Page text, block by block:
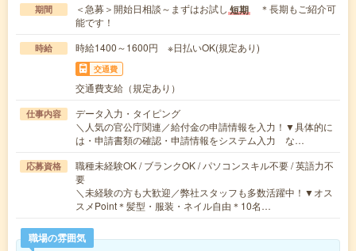
期間 ＜急募＞開始日相談～まずはお試し 短期
＊長期もご紹介可
能です！
時給 時給1400～1600円 ※日払いOK(規定あり)
交通費
交通費支給（規定あり）
仕事内容
データ入力・タイピング
＼人気の官公庁関連／給付金の申請情報を入力！▼具体的に
は・申請書類の確認・申請情報をシステム入力 な…
応募資格
職種未経験OK / ブランクOK / パソコンスキル不要 / 英語力不
要
＼未経験の方も大歓迎／弊社スタッフも多数活躍中！▼オス
スメPoint＊髪型・服装・ネイル自由＊10名…
職場の雰囲気